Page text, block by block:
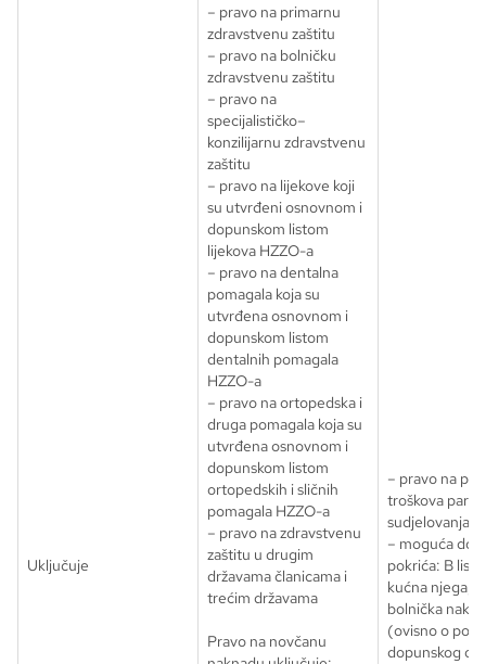
Uključuje
– pravo na primarnu
zdravstvenu zaštitu
– pravo na bolničku
zdravstvenu zaštitu
– pravo na
specijalističko–
konzilijarnu zdravstvenu
zaštitu
– pravo na lijekove koji
su utvrđeni osnovnom i
dopunskom listom
lijekova HZZO-a
– pravo na dentalna
pomagala koja su
utvrđena osnovnom i
dopunskom listom
dentalnih pomagala
HZZO-a
– pravo na ortopedska i
druga pomagala koja su
utvrđena osnovnom i
dopunskom listom
ortopedskih i sličnih
pomagala HZZO-a
– pravo na zdravstvenu
zaštitu u drugim
državama članicama i
trećim državama
Pravo na novčanu
– pravo na
troškova
sudjelovanja
– moguća
pokrića: B
kućna njega,
bolnička
(ovisno o polici
dopunskog